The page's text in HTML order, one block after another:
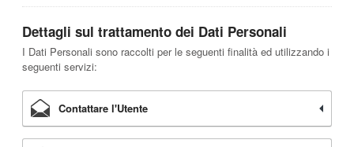
Dettagli sul trattamento dei Dati Personali
I Dati Personali sono raccolti per le seguenti finalità ed utilizzando i
seguenti servizi:
Contattare l'Utente